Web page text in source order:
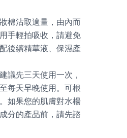
棉沾取適量，由內而
手輕拍吸收，請避免
後續精華液、保濕產
議先三天使用一次，
每天早晚使用。可根
如果您的肌膚對水楊
分的產品前，請先諮